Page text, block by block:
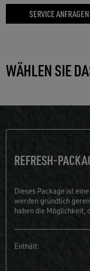
SERVICE ANFRAGEN
WÄHLEN SIE
REFRESH-
Dieses Package ist
werden gründlich
haben die Möglichkeit,
Enthält: